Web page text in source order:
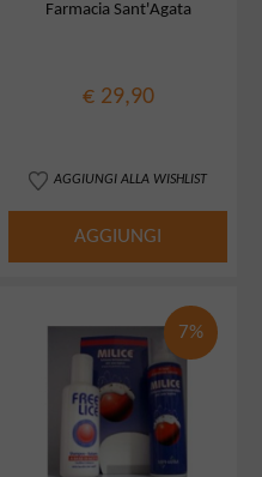
Farmacia Sant'Agata
€ 29,90
AGGIUNGI ALLA WISHLIST
AGGIUNGI
7%